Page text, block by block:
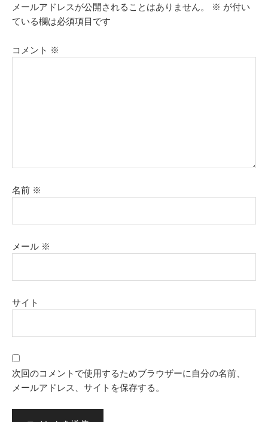
メールアドレスが公開されることはありません。 ※ が付い
ている欄は必須項目です
コメント ※
名前 ※
メール ※
サイト
次回のコメントで使用するためブラウザーに自分の名前、
メールアドレス、サイトを保存する。